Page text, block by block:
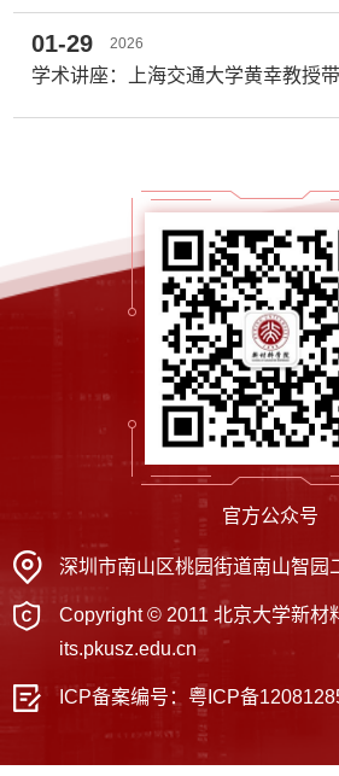
01-29 2026
深圳市南山区桃园街道南山智园
Copyright © 2011 北京大学新材
its.pkusz.edu.cn
ICP备案编号： 粤ICP备
官方公众号